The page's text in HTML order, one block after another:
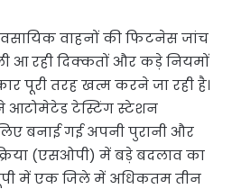
वाहनों की फिटनेस जांच
रही दिक्कतों और कड़े नियमों
पूरी तरह खत्म करने जा रही है।
आटोमेटेड टेस्टिंग स्टेशन
बनाई गई अपनी पुरानी और
(एसओपी) में बड़े बदलाव का
में एक जिले में अधिकतम तीन